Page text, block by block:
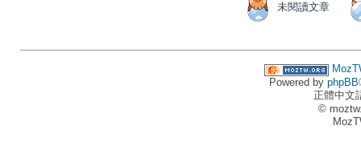
未閱讀文章
Powered by phpBB
正體中文
©